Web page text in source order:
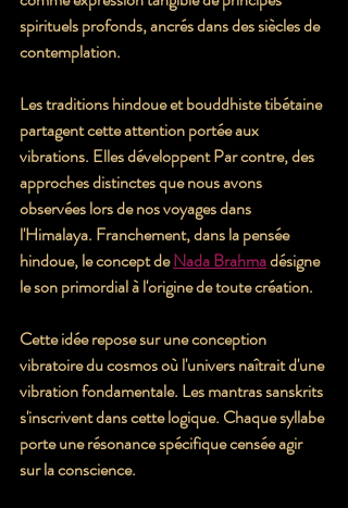
spirituels profonds, ancrés dans des siècles de
contemplation.
Les traditions hindoue et bouddhiste tibétaine
partagent cette attention portée aux
vibrations. Elles développent Par contre, des
approches distinctes que nous avons
observées lors de nos voyages dans
l'Himalaya. Franchement, dans la pensée
hindoue, le concept de Nada Brahma désigne
le son primordial à l'origine de toute création.
Cette idée repose sur une conception
vibratoire du cosmos où l'univers naîtrait d'une
vibration fondamentale. Les mantras sanskrits
s'inscrivent dans cette logique. Chaque syllabe
porte une résonance spécifique censée agir
sur la conscience.